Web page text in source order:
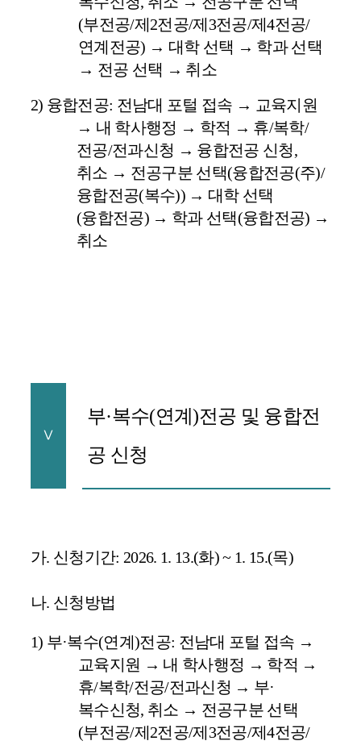
(부전공/제 2전공/제 3전공/제4전공/
연계전공) → 대학 선택 → 학과 선택
→ 전공 선택 → 취소
2) 융합전공: 전남대 포털 접속 → 교육지원
→ 내 학사행정 → 학적 → 휴/복학/
전공/전과신청 → 융합전공 신청,
취소 → 전공구분 선택(융합전공(주)/
융합전공(복수)) → 대학 선택
(융합전공) → 학과 선택(융합전공) →
취소
Ⅴ
부·복수(연계)전공 및 융합전
공 신청
가. 신청기간: 2026. 1. 13.(화) ~ 1. 15.(목)
나. 신청방법
1) 부·복수(연계 )전공: 전남대 포털 접속 →
교육지원 → 내 학사행정 → 학적 →
휴/복학/전공/전과신청 → 부·
복수신청, 취소 → 전공구분 선택
(부전공/제2전공/제 3전공/제4전공/